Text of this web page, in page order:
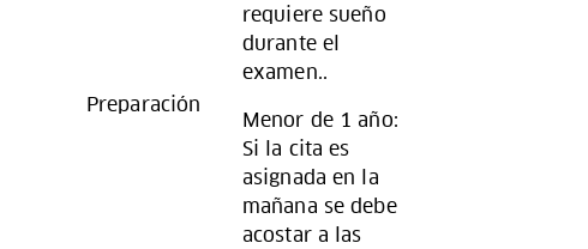
Preparación
requiere sueño
durante el
examen..
Menor de 1 año:
Si la cita es
asignada en la
mañana se debe
acostar a las